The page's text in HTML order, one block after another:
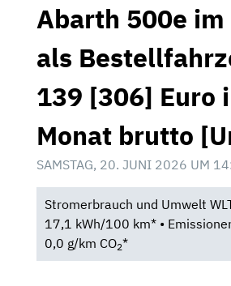
Abarth 500e im
als
139 [306] Euro
Monat brutto
SAMSTAG, 20. JUNI 2026 UM
Stromerbrauch und Umwelt
17,1 kWh/100 km* •
0,0 g/km CO2*